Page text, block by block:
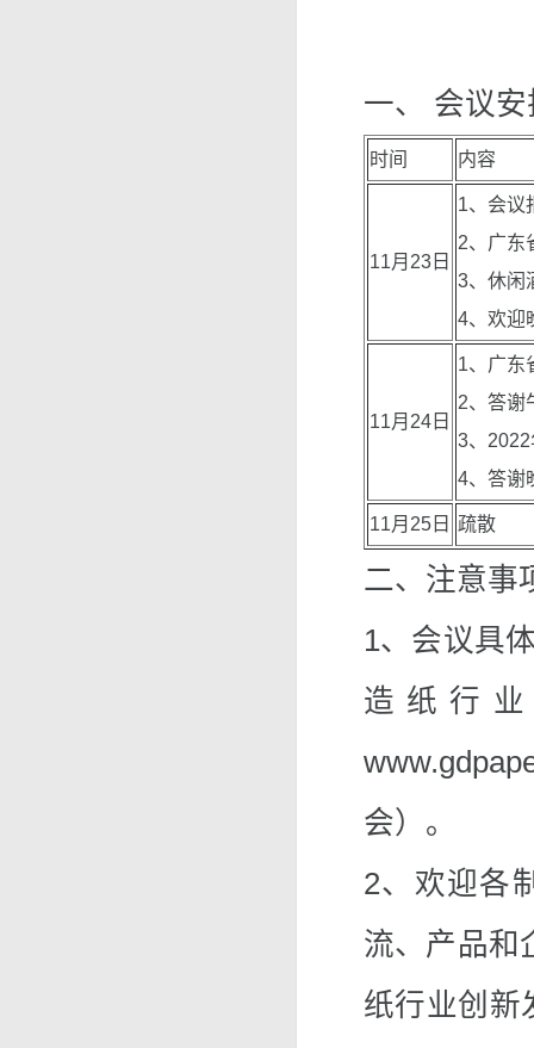
一、 会议安
时间 内容
11月23日
1、会议
2、广东
3、休闲
4、欢迎
11月24日
1、广东
2、答谢
3、
4、答谢
11月25日 疏散
二、注意事
1、会议具
造纸行
会）。
2、欢迎各
流、产品和
纸行业创新